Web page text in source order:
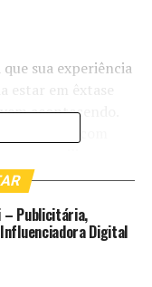
sua experiência
estar em êxtase
acontecendo.
por dia e com
na barriga nos 3!
trabalho tão
todo o processo
a modelo
– Publicitária,
Digital